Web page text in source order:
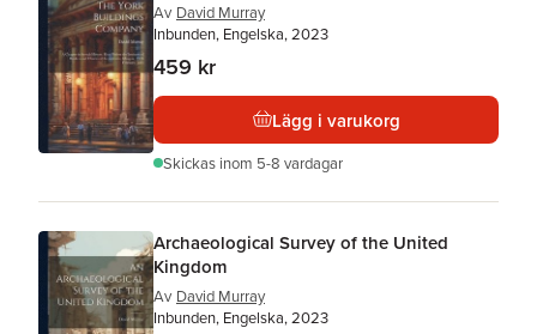
Av David Murray
Inbunden, Engelska, 2023
459 kr
Lägg i varukorg
Skickas inom 5-8 vardagar
Archaeological Survey of the United
Kingdom
Av David Murray
Inbunden, Engelska, 2023